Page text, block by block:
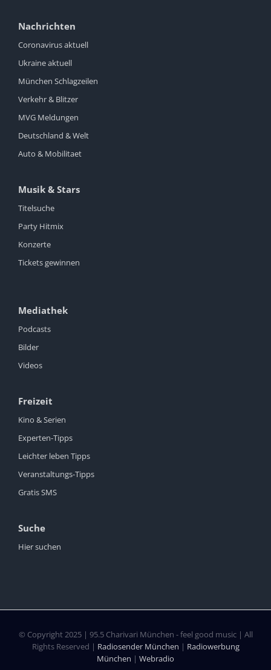
Nachrichten
Coronavirus aktuell
Ukraine aktuell
München Schlagzeilen
Verkehr & Blitzer
MVG Meldungen
Deutschland & Welt
Auto & Mobilitaet
Musik & Stars
Titelsuche
Party Hitmix
Konzerte
Tickets gewinnen
Mediathek
Podcasts
Bilder
Videos
Freizeit
Kino & Serien
Experten-Tipps
Leichter leben Tipps
Veranstaltungs-Tipps
Gratis SMS
Suche
Hier suchen
© Copyright 2025 | 95.5 Charivari München - feel good music | All
Rights Reserved | Radiosender München | Radiowerbung
München | Webradio